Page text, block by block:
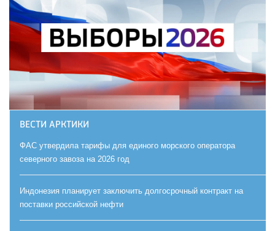
ВЕСТИ АРКТИКИ
ФАС утвердила тарифы для единого морского оператора
северного завоза на 2026 год
Индонезия планирует заключить долгосрочный контракт на
поставки российской нефти